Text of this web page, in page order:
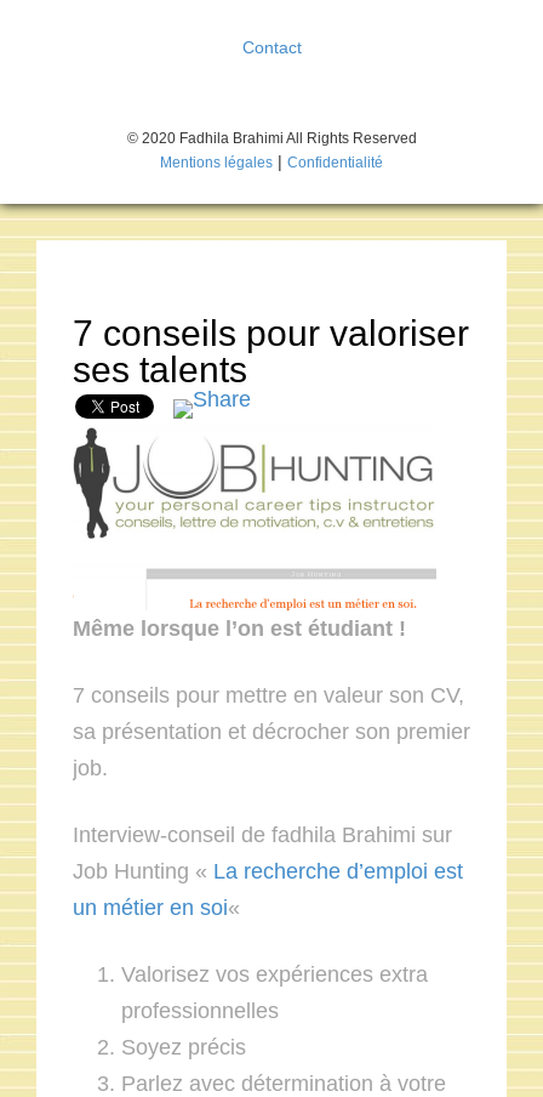
Contact
© 2020 Fadhila Brahimi All Rights Reserved
Mentions légales | Confidentialité
7 conseils pour valoriser
ses talents
Même lorsque l’on est étudiant !
7 conseils pour mettre en valeur son CV,
sa présentation et décrocher son premier
job.
Interview-conseil de fadhila Brahimi sur
Job Hunting « La recherche d’emploi est
un métier en soi«
Valorisez vos expériences extra
professionnelles
Soyez précis
Parlez avec détermination à votre